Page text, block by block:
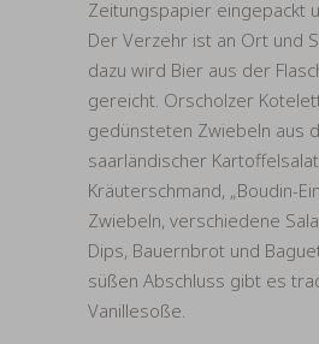
Zeitungspapier eingepackt
Der Verzehr ist an Ort und
dazu wird Bier aus der
gereicht. Orscholzer
gedünsteten Zwiebeln aus
saarländischer
Kräuterschmand, „Boudin-
Zwiebeln, verschiedene
Dips, Bauernbrot und
süßen Abschluss gibt es
Vanillesoße.